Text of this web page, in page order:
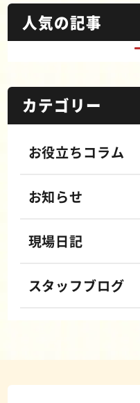
人気の記事
カテゴリー
お役立ちコラム
お知らせ
現場日記
スタッフブログ